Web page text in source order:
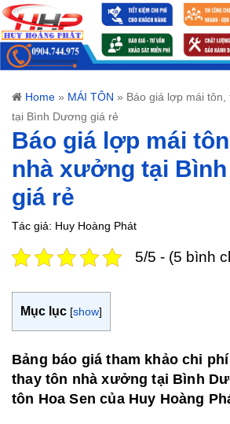
Home » MÁI TÔN » Báo giá lợp mái
tại Bình Dương giá rẻ
Báo giá lợp mái
nhà xưởng tại
giá rẻ
Tác giả: Huy Hoàng Phát
5/5 - (5 bình
Mục lục [show]
Bảng báo giá tham khảo chi
thay tôn nhà xưởng tại Bình
tôn Hoa Sen của Huy Hoàng